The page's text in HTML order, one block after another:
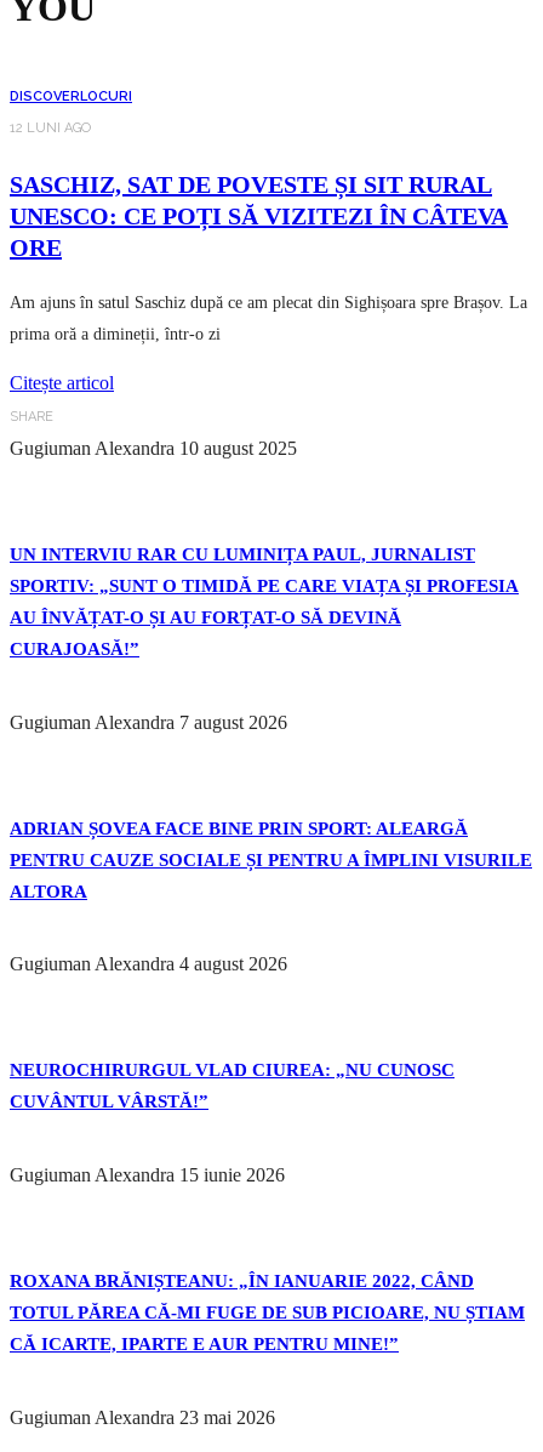
DISCOVERLOCURI
12 LUNI AGO
SASCHIZ, SAT DE POVESTE ȘI SIT RURAL
UNESCO: CE POȚI SĂ VIZITEZI ÎN CÂTEVA
ORE
Am ajuns în satul Saschiz după ce am plecat din Sighișoara spre Brașov. La
prima oră a dimineții, într-o zi
Citește articol
SHARE
Gugiuman Alexandra 10 august 2025
UN INTERVIU RAR CU LUMINIȚA PAUL, JURNALIST
SPORTIV: „SUNT O TIMIDĂ PE CARE VIAȚA ȘI PROFESIA
AU ÎNVĂȚAT-O ȘI AU FORȚAT-O SĂ DEVINĂ
CURAJOASĂ!”
Gugiuman Alexandra 7 august 2026
ADRIAN ȘOVEA FACE BINE PRIN SPORT: ALEARGĂ
PENTRU CAUZE SOCIALE ȘI PENTRU A ÎMPLINI VISURILE
ALTORA
Gugiuman Alexandra 4 august 2026
NEUROCHIRURGUL VLAD CIUREA: „NU CUNOSC
CUVÂNTUL VÂRSTĂ!”
Gugiuman Alexandra 15 iunie 2026
ROXANA BRĂNIȘTEANU: „ÎN IANUARIE 2022, CÂND
TOTUL PĂREA CĂ-MI FUGE DE SUB PICIOARE, NU ȘTIAM
CĂ ICARTE, IPARTE E AUR PENTRU MINE!”
Gugiuman Alexandra 23 mai 2026